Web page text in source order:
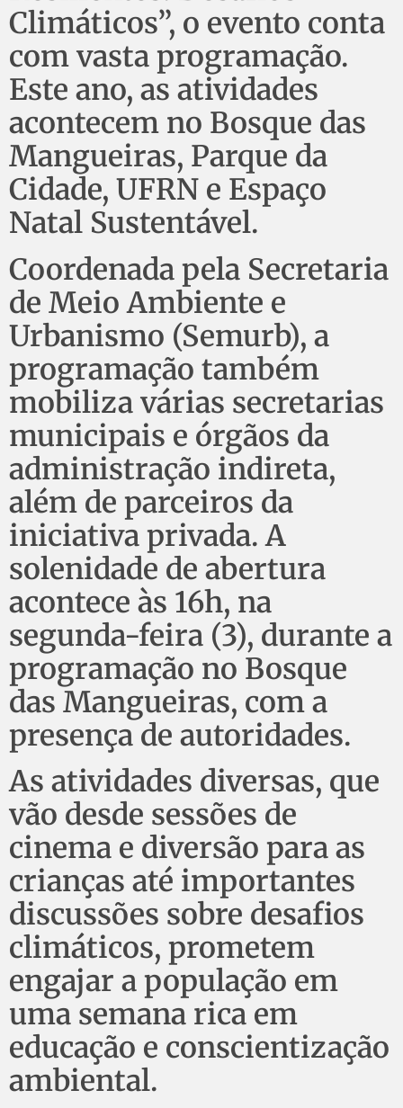
Climáticos”, o evento conta
com vasta programação.
Este ano, as atividades
acontecem no Bosque das
Mangueiras, Parque da
Cidade, UFRN e Espaço
Natal Sustentável.
Coordenada pela Secretaria
de Meio Ambiente e
Urbanismo (Semurb), a
programação também
mobiliza várias secretarias
municipais e órgãos da
administração indireta,
além de parceiros da
iniciativa privada. A
solenidade de abertura
acontece às 16h, na
segunda-feira (3), durante a
programação no Bosque
das Mangueiras, com a
presença de autoridades.
As atividades diversas, que
vão desde sessões de
cinema e diversão para as
crianças até importantes
discussões sobre desafios
climáticos, prometem
engajar a população em
uma semana rica em
educação e conscientização
ambiental.